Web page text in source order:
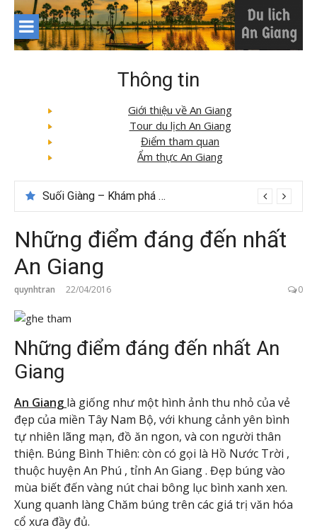
Skip
content
Thông tin
Giới thiệu về An Giang
Tour du lịch An Giang
Điểm tham quan
Ẩm thực An Giang
Suối Giàng – Khám phá “miền chè” nổi tiếng Tây Bắc
Những điểm đáng đến nhất
An Giang
quynhtran 22/04/2016 0
Những điểm đáng đến nhất An
Giang
An Giang là giống như một hình ảnh thu nhỏ của vẻ
đẹp của miền Tây Nam Bộ, với khung cảnh yên bình
tự nhiên lãng mạn, đồ ăn ngon, và con người thân
thiện. Búng Bình Thiên: còn có gọi là Hồ Nước Trời ,
thuộc huyện An Phú , tỉnh An Giang . Đẹp búng vào
mùa biết đến vàng nút chai bông lục bình xanh xen.
Xung quanh làng Chăm búng trên các giá trị văn hóa
cổ xưa đầy đủ.